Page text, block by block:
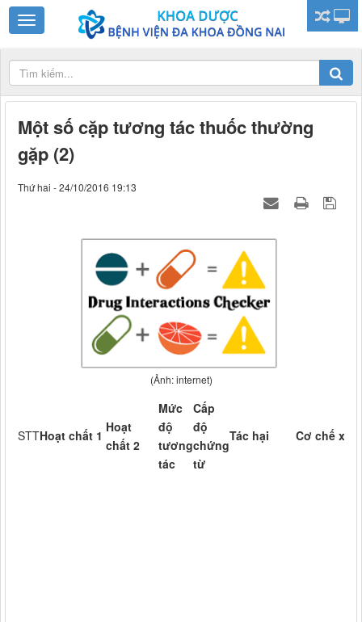
Một số cặp tương tác thuốc thường
gặp (2)
Thứ hai - 24/10/2016 19:13
(Ảnh: internet)
STTHoạt chất 1
Hoạt
chất 2
Mức
độ
tương
tác
Cấp
độ
chứng
từ
Tác hại Cơ chế xảy